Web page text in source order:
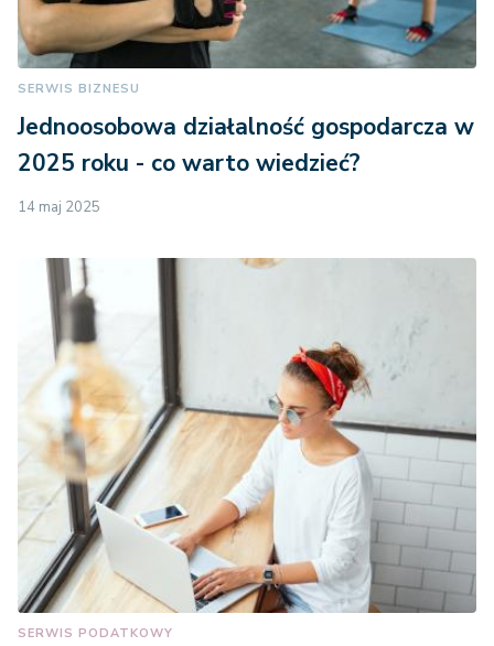
SERWIS BIZNESU
Jednoosobowa działalność gospodarcza w
2025 roku - co warto wiedzieć?
14 maj 2025
SERWIS PODATKOWY